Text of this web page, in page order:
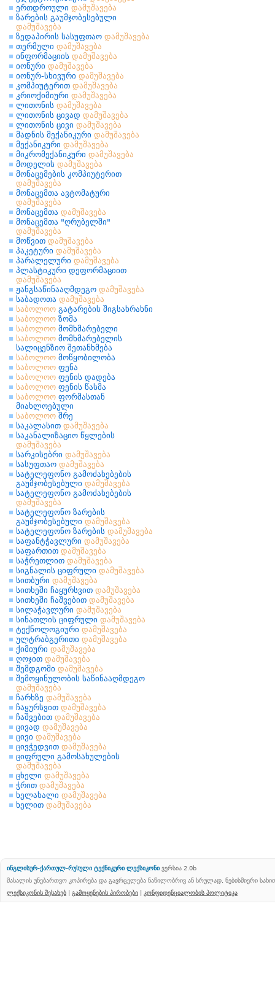
ერთდროული დამუშავება
ზარების გაუმჯობესებული
დამუშავება
ზედაპირის სასუფთაო დამუშავება
თერმული დამუშავება
ინფორმაციის დამუშავება
იონური დამუშავება
იონურ-სხივური დამუშავება
კომპიუტერით დამუშავება
კრიოქიმიური დამუშავება
ლითონის დამუშავება
ლითონის ცივად დამუშავება
ლითონის ცივი დამუშავება
მადნის მექანიკური დამუშავება
მექანიკური დამუშავება
მიკრომექანიკური დამუშავება
მოდელის დამუშავება
მონაცემების კომპიუტერით
დამუშავება
მონაცემთა ავტომატური
დამუშავება
მონაცემთა დამუშავება
მონაცემთა "ღრუბელში"
დამუშავება
მოწვით დამუშავება
პაკეტური დამუშავება
პარალელური დამუშავება
პლასტიკური დეფორმაციით
დამუშავება
ჟანგსაწინააღმდეგო დამუშავება
საბადოთა დამუშავება
საბოლოო გატარების შიგსახრახნი
საბოლოო ზომა
საბოლოო მომხმარებელი
საბოლოო მომხმარებელის
სალიცენზიო შეთანხმება
საბოლოო მოწყობილობა
საბოლოო ფენა
საბოლოო ფენის დადება
საბოლოო ფენის წასმა
საბოლოო ფორმასთან
მიახლოებული
საბოლოო შრე
საკალასით დამუშავება
საკანალიზაციო წყლების
დამუშავება
სარკისებრი დამუშავება
სასუფთაო დამუშავება
სატელეფონო გამოძახებების
გაუმჯობესებული დამუშავება
სატელეფონო გამოძახებების
დამუშავება
სატელეფონო ზარების
გაუმჯობესებული დამუშავება
სატელეფონო ზარების დამუშავება
საფანტჭავლური დამუშავება
საფართით დამუშავება
საჭრეთლით დამუშავება
სიგნალის ციფრული დამუშავება
სითბური დამუშავება
სითხეში ჩაყურსვით დამუშავება
სითხეში ჩაშვებით დამუშავება
სილაჭავლური დამუშავება
სინათლის ციფრული დამუშავება
ტექნოლოგიური დამუშავება
ულტრაბგერითი დამუშავება
ქიმიური დამუშავება
ღოჯით დამუშავება
შემდგომი დამუშავება
შემოყინულობის საწინააღმდეგო
დამუშავება
ჩარხზე დამუშავება
ჩაყურსვით დამუშავება
ჩაშვებით დამუშავება
ცივად დამუშავება
ცივი დამუშავება
ცივჭედვით დამუშავება
ციფრული გამოსახულების
დამუშავება
ცხელი დამუშავება
ჭრით დამუშავება
ხელახალი დამუშავება
ხელით დამუშავება
ინგლისურ-ქართულ-რუსული ტექნიკური ლექსიკონი ვერსია 2.0b
მასალის უნებართვო კოპირება და გავრცელება ნაწილობრივ ან სრულად, ნებისმიერი
ლექსიკონის შესახებ | გამოყენების პირობები | კონფიდენციალობის პოლიტიკა